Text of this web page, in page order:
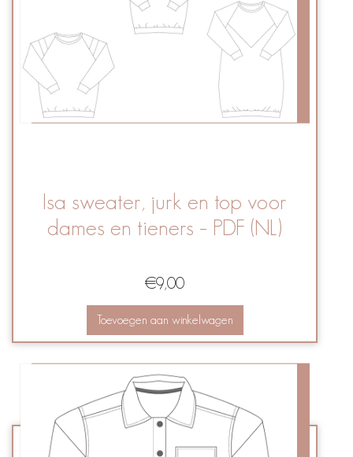
Isa sweater, jurk en top voor
dames en tieners – PDF (NL)
€9,00
Toevoegen aan winkelwagen